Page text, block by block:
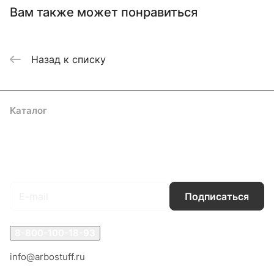
Вам также может понравиться
Назад к списку
Каталог
Подписаться
info@arbostuff.ru